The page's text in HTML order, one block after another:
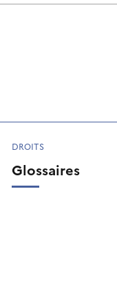
Glossaires
DROITS